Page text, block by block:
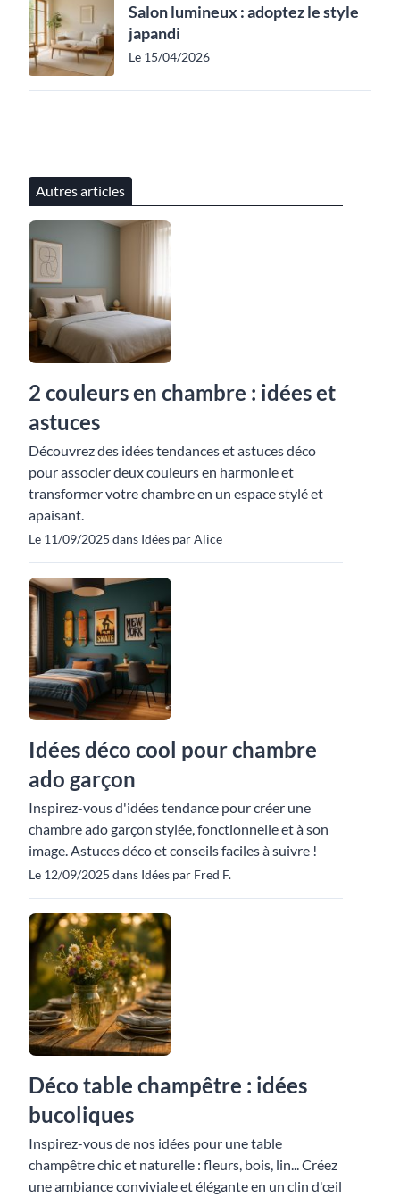
Salon lumineux : adoptez le style
japandi
Le 15/04/2026
Autres articles
2 couleurs en chambre : idées et
astuces
Découvrez des idées tendances et astuces déco
pour associer deux couleurs en harmonie et
transformer votre chambre en un espace stylé et
apaisant.
Le 11/09/2025 dans Idées par Alice
Idées déco cool pour chambre
ado garçon
Inspirez-vous d'idées tendance pour créer une
chambre ado garçon stylée, fonctionnelle et à son
image. Astuces déco et conseils faciles à suivre !
Le 12/09/2025 dans Idées par Fred F.
Déco table champêtre : idées
bucoliques
Inspirez-vous de nos idées pour une table
champêtre chic et naturelle : fleurs, bois, lin... Créez
une ambiance conviviale et élégante en un clin d'œil